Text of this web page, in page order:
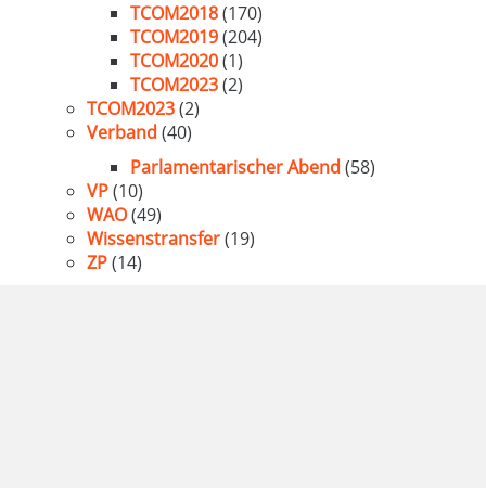
TCOM2018(170)
TCOM2019(204)
TCOM2020(1)
TCOM2023(2)
TCOM2023(2)
Verband (40)
Parlamentarischer Abend (58)
VP(10)
WAO(49)
Wissenstransfer(19)
ZP(14)